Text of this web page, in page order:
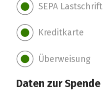
SEPA Lastschrift
Kreditkarte
Überweisung
Daten zur Spende